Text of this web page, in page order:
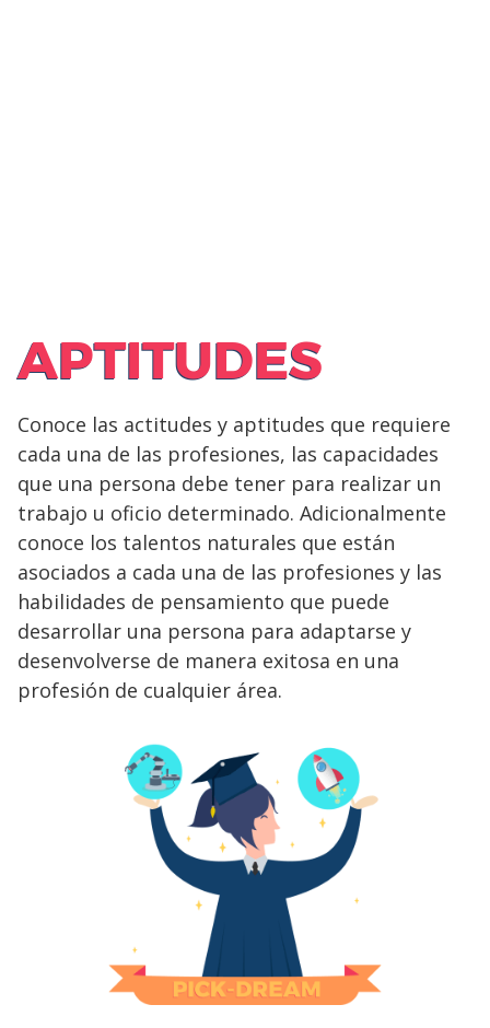
APTITUDES
Conoce las actitudes y aptitudes que requiere
cada una de las profesiones, las capacidades
que una persona debe tener para realizar un
trabajo u oficio determinado. Adicionalmente
conoce los talentos naturales que están
asociados a cada una de las profesiones y las
habilidades de pensamiento que puede
desarrollar una persona para adaptarse y
desenvolverse de manera exitosa en una
profesión de cualquier área.